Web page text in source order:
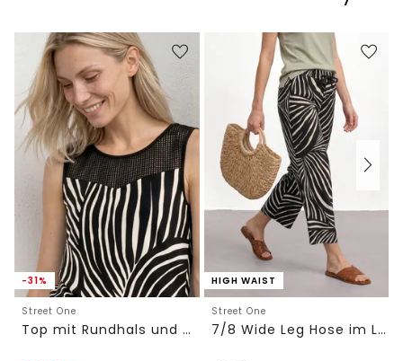
-31%
Street One
Top mit Rundhals und Mesh-Einsatz
HIGH WAIST
Street One
7/8 Wide Leg Hose im Loose Fit